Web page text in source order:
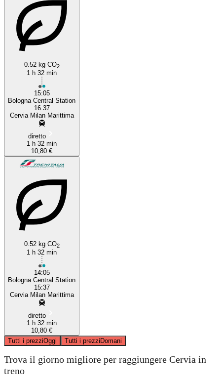
0.52 kg CO2
1 h 32 min
15:05
Bologna Central Station
16:37
Cervia Milan Marittima
diretto
1 h 32 min
10,80 €
0.52 kg CO2
1 h 32 min
14:05
Bologna Central Station
15:37
Cervia Milan Marittima
diretto
1 h 32 min
10,80 €
Tutti i prezziOggi Tutti i prezziDomani
Trova il giorno migliore per raggiungere Cervia in
treno